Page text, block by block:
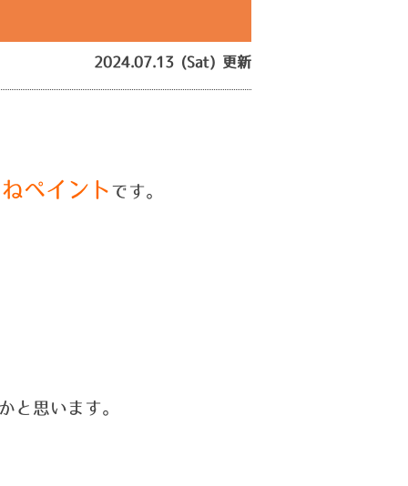
2024.07.13 (Sat) 更新
ペイント です。
と思います。